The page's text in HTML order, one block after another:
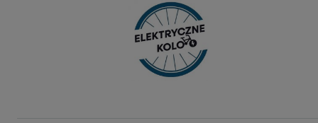
Wspornik siodła: UNO - ALUMINIOWY
Kierownica: STORM ALUMINIOWA